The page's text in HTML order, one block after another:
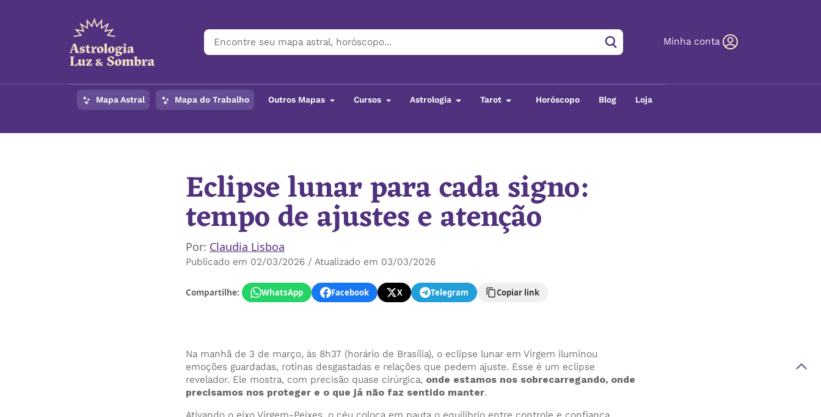
Minha conta
Mapa Astral Mapa do Trabalho Outros Mapas Cursos Astrologia Tarot Horóscopo Blog Loja
Eclipse lunar para cada signo:
tempo de ajustes e atenção
Por: Claudia Lisboa
Publicado em 02/03/2026 / Atualizado em 03/03/2026
Compartilhe: WhatsApp Facebook X Telegram Copiar link
Na manhã de 3 de março, às 8h37 (horário de Brasília), o eclipse lunar em Virgem iluminou
emoções guardadas, rotinas desgastadas e relações que pedem ajuste. Esse é um eclipse
revelador. Ele mostra, com precisão quase cirúrgica, onde estamos nos sobrecarregando, onde
precisamos nos proteger e o que já não faz sentido manter.